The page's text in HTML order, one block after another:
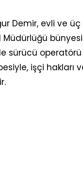
Demir, evli ve üç
Müdürlüğü
sürücü
işçi